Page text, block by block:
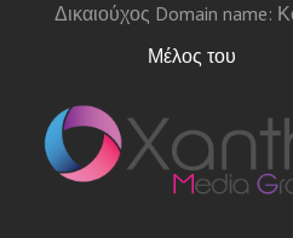
Δικαιούχος Domain name:
Μέλος του